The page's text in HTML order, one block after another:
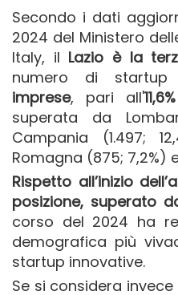
Secondo i dati
2024 del Ministero
Italy, il Lazio è la
numero di
imprese, pari all'
superata da
Campania (1.497;
Romagna (875; 7,2%)
Rispetto all’inizio
posizione, superato
corso del 2024 ha
demografica più
startup innovative.
Se si considera invece